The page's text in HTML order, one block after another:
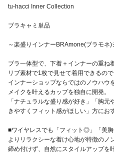
tu-hacci Inner Collection
ブラキャミ単品
～楽盛りインナーBRAmone(ブラモネ)
ブラ一体型で、下着＋インナーの重ね
リブ素材で1枚で見せて着用できるの
インナーショップならではのノウハウ
メイクを叶えるカップを独自に開発。
「ナチュラルな盛り感が好き」「胸
きやすくフィット感がほしい」方にお
■ワイヤレスでも「フィット◎」「美胸
よりリラクシーな着け心地が特徴のノ
締め付けず、自然にスタイルアップを